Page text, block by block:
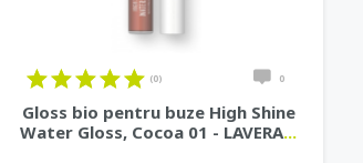
(0) 0
Gloss bio pentru buze High Shine
Water Gloss, Cocoa 01 - LAVERA...